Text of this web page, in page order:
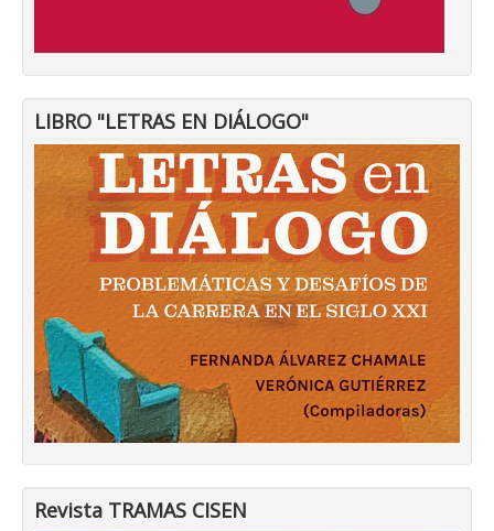
LIBRO "LETRAS EN DIÁLOGO"
Revista TRAMAS CISEN